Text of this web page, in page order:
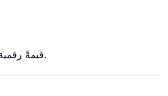
تُرجع الدالة LOGINV قيمةً رقمية.